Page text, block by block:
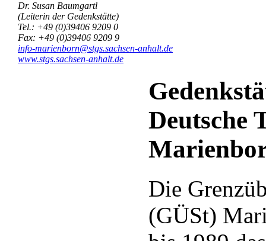
Dr. Susan Baumgartl
(Leiterin der Gedenkstätte)
Tel.: +49 (0)39406 9209 0
Fax: +49 (0)39406 9209 9
info-marienborn@stgs.sachsen-anhalt.de
www.stgs.sachsen-anhalt.de
Deutsche
Die
(GÜSt)